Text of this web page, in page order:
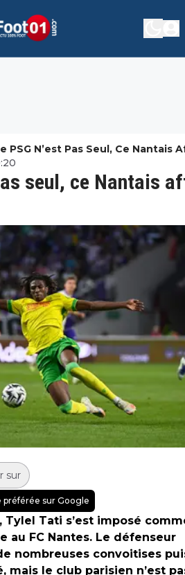
PSG N’est Pas Seul, Ce Nantais
Mercato
seul, ce Nantais
sur
sur Google
Tylel Tati s’est imposé
au FC Nantes. Le défenseur
nombreuses convoitises
mais le club parisien n’est